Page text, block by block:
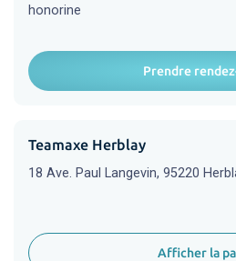
honorine
Prendre
Teamaxe Herblay
18 Ave. Paul Langevin, 95220
Afficher la